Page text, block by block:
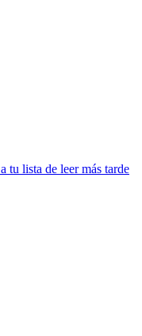
tu lista de leer más tarde